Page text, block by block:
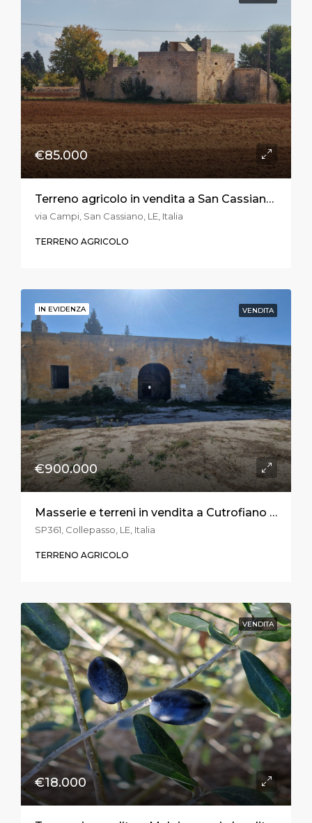
€85.000
Terreno agricolo in vendita a San Cassiano in via Vecchia Campi
via Campi, San Cassiano, LE, Italia
TERRENO AGRICOLO
IN EVIDENZA VENDITA
€900.000
Masserie e terreni in vendita a Cutrofiano sulla S.P.361
SP361, Collepasso, LE, Italia
TERRENO AGRICOLO
VENDITA
€18.000